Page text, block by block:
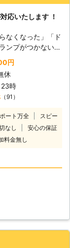
応いたします ！
なくなった」「ド
ンプがつかない」
てしまうと車にこ
れます。 普段
然動かなくなって
慣れていない方は
すよね。 ヒリつ
迷うことと思いま
さい。お客様の
上がりの原因や車
見積り後の追加
のでご安心くださ
。
円
休
時
（91）
ート万全
スピー
なし
安心の保証
料金無し